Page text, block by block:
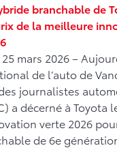
branchable de
de la meilleure
mars 2026 –
de l’auto de
journalistes
a décerné à Toyota
verte 2026
de 6e